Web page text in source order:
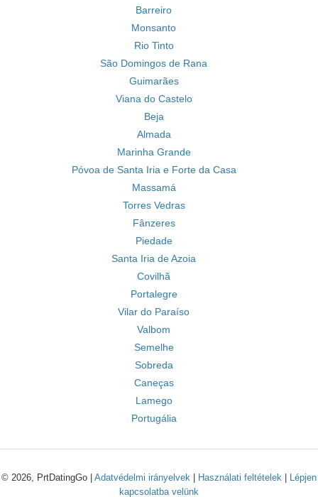
Barreiro
Monsanto
Rio Tinto
São Domingos de Rana
Guimarães
Viana do Castelo
Beja
Almada
Marinha Grande
Póvoa de Santa Iria e Forte da Casa
Massamá
Torres Vedras
Fânzeres
Piedade
Santa Iria de Azoia
Covilhã
Portalegre
Vilar do Paraíso
Valbom
Semelhe
Sobreda
Caneças
Lamego
Portugália
© 2026, PrtDatingGo | Adatvédelmi irányelvek Használati feltételek
Lépjen
kapcsolatba velünk